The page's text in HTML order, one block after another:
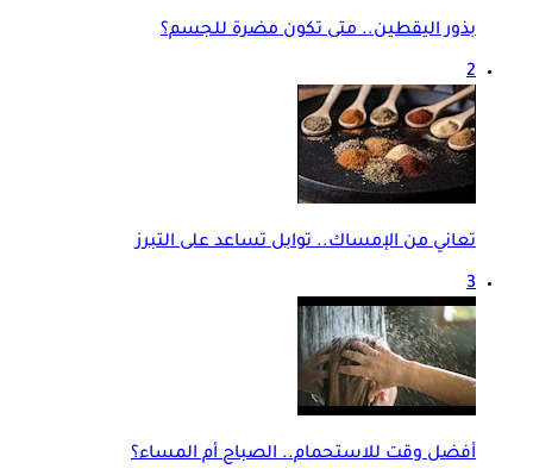
بذور اليقطين.. متى تكون مضرة للجسم؟
2
تعاني من الإمساك.. توابل تساعد على التبرز
3
أفضل وقت للاستحمام.. الصباح أم المساء؟